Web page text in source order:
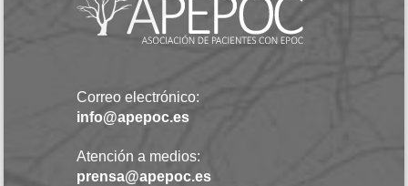
Correo electrónico:
info@apepoc.es
Atención a medios:
prensa@apepoc.es